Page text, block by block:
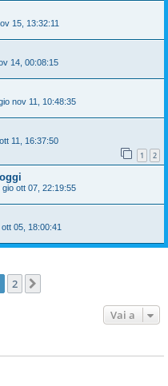
15, 13:32:11
14, 00:08:15
nov 11, 10:48:35
11, 16:37:50
1 2
gio ott 07, 22:19:55
05, 18:00:41
2
Vai a